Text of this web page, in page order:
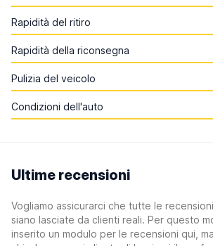
Rapidità del ritiro
Rapidità della riconsegna
Pulizia del veicolo
Condizioni dell'auto
Ultime recensioni
Vogliamo assicurarci che tutte le
siano lasciate da clienti reali. Per questo
inserito un modulo per le recensioni qui,